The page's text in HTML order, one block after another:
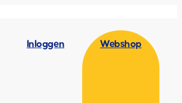
Inloggen Webshop